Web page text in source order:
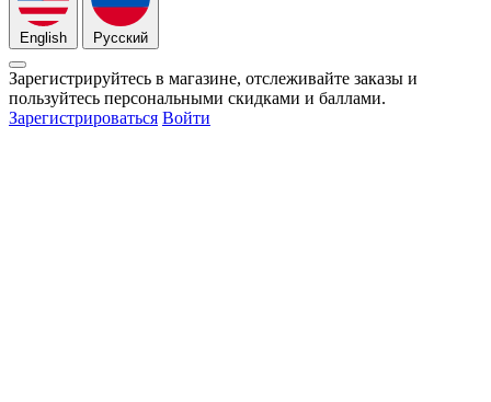
English Русский
Зарегистрируйтесь в магазине, отслеживайте заказы и
пользуйтесь персональными скидками и баллами.
Зарегистрироваться Войти